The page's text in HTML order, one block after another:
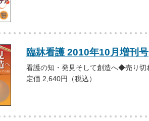
臨牀看護 2010年10月増刊号
看護の知・発見そして創造へ◆売り
定価 2,640円（税込）